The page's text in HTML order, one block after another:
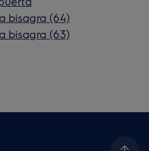
bisagra (64)
bisagra (63)